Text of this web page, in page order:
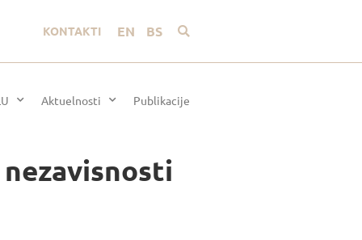
KONTAKTI EN BS
Aktuelnosti Publikacije